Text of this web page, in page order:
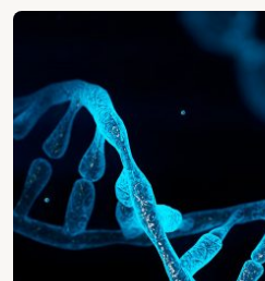
Patologia e genetica